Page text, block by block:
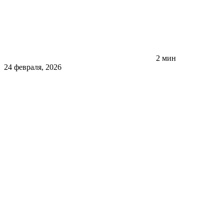
2 мин
24 февраля, 2026